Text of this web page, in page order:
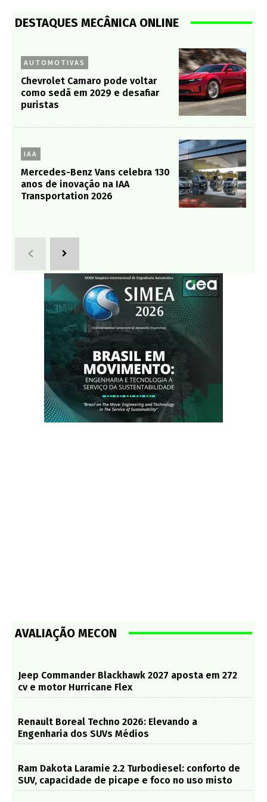
DESTAQUES MECÂNICA ONLINE
AUTOMOTIVAS
Chevrolet Camaro pode voltar
como sedã em 2029 e desafiar
puristas
IAA
Mercedes-Benz Vans celebra 130
anos de inovação na IAA
Transportation 2026
AVALIAÇÃO MECON
Jeep Commander Blackhawk 2027 aposta em 272
cv e motor Hurricane Flex
Renault Boreal Techno 2026: Elevando a
Engenharia dos SUVs Médios
Ram Dakota Laramie 2.2 Turbodiesel: conforto de
SUV, capacidade de picape e foco no uso misto